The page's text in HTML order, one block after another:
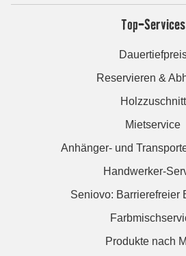
Top-Services
Reservieren &
Holzzuschnitt
Mietservice
Anhänger- und
Handwerker-
Seniovo: Barrierefreier
Produkte nach